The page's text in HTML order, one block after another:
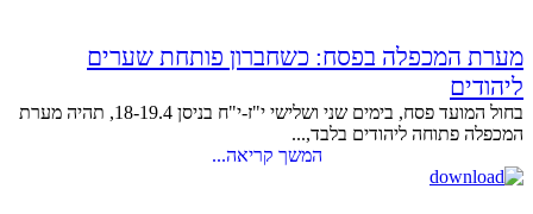
מערת המכפלה בפסח: כשחברון פותחת שערים
ליהודים
בחול המועד פסח, בימים שני ושלישי י"ז-י"ח בניסן 18-19.4, תהיה מערת
המכפלה פתוחה ליהודים בלבד,...
המשך קריאה...